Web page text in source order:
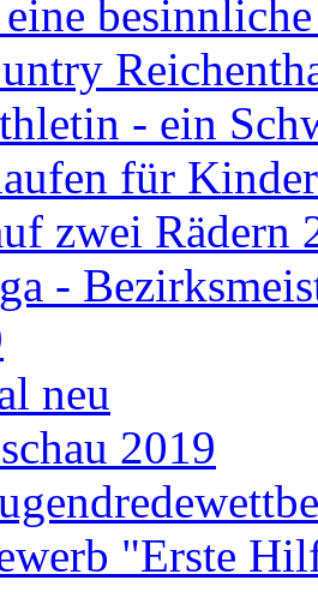
- ein
für
zwei Rädern
-
neu
2019
"Erste